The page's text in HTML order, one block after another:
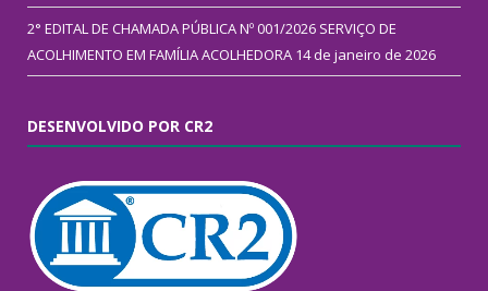
2° EDITAL DE CHAMADA PÚBLICA Nº 001/2026 SERVIÇO DE
ACOLHIMENTO EM FAMÍLIA ACOLHEDORA 14 de janeiro de 2026
DESENVOLVIDO POR CR2